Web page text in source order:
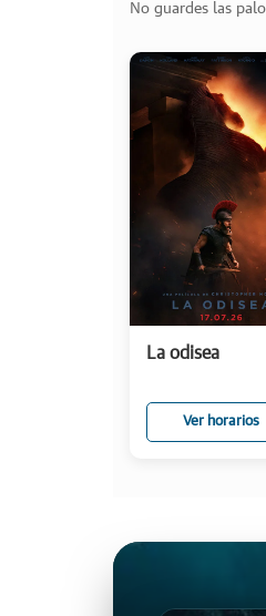
No guardes las
La odisea
Ver horarios